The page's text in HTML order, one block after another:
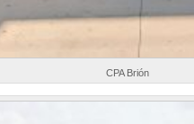
CPA Brión